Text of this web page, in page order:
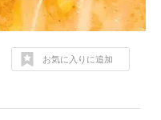
お気に入りに追加